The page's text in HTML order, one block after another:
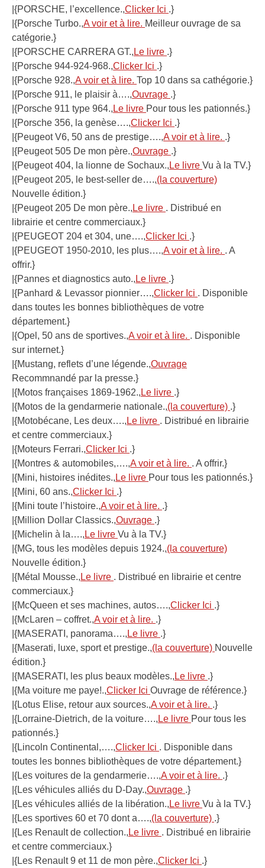
|{PORSCHE, l’excellence.,Clicker Ici .}
|{Porsche Turbo.,A voir et à lire. Meilleur ouvrage de sa
catégorie.}
|{PORSCHE CARRERA GT., Le livre .}
|{Porsche 944-924-968.,Clicker Ici .}
|{Porsche 928.,A voir et à lire. Top 10 dans sa cathégorie.}
|{Porsche 911, le plaisir à….,Ouvrage .}
|{Porsche 911 type 964., Le livre Pour tous les pationnés.}
|{Porsche 356, la genèse….,Clicker Ici .}
|{Peugeot V6, 50 ans de prestige….,A voir et à lire. .}
|{Peugeot 505 De mon père.,Ouvrage .}
|{Peugeot 404, la lionne de Sochaux., Le livre Vu à la TV.}
|{Peugeot 205, le best-seller de….,(la couverture)
Nouvelle édition.}
|{Peugeot 205 De mon père., Le livre . Distribué en
librairie et centre commerciaux.}
|{PEUGEOT 204 et 304, une….,Clicker Ici .}
|{PEUGEOT 1950-2010, les plus….,A voir et à lire. . A
offrir.}
|{Pannes et diagnostics auto., Le livre .}
|{Panhard & Levassor pionnier….,Clicker Ici . Disponible
dans toutes les bonnes bibliothèques de votre
département.}
|{Opel, 50 ans de sportives.,A voir et à lire. . Disponible
sur internet.}
|{Mustang, reflets d’une légende.,Ouvrage
Recommnandé par la presse.}
|{Motos françaises 1869-1962., Le livre .}
|{Motos de la gendarmerie nationale.,(la couverture) .}
|{Motobécane, Les deux…., Le livre . Distribué en librairie
et centre commerciaux.}
|{Moteurs Ferrari.,Clicker Ici .}
|{Montres & automobiles,….,A voir et à lire. . A offrir.}
|{Mini, histoires inédites., Le livre Pour tous les pationnés.}
|{Mini, 60 ans.,Clicker Ici .}
|{Mini toute l’histoire.,A voir et à lire. .}
|{Million Dollar Classics.,Ouvrage .}
|{Michelin à la…., Le livre Vu à la TV.}
|{MG, tous les modèles depuis 1924.,(la couverture)
Nouvelle édition.}
|{Métal Mousse., Le livre . Distribué en librairie et centre
commerciaux.}
|{McQueen et ses machines, autos….,Clicker Ici .}
|{McLaren – coffret.,A voir et à lire. .}
|{MASERATI, panorama…., Le livre .}
|{Maserati, luxe, sport et prestige.,(la couverture) Nouvelle
édition.}
|{MASERATI, les plus beaux modèles., Le livre .}
|{Ma voiture me paye!.,Clicker Ici Ouvrage de référence.}
|{Lotus Elise, retour aux sources.,A voir et à lire. .}
|{Lorraine-Dietrich, de la voiture…., Le livre Pour tous les
pationnés.}
|{Lincoln Continental,….,Clicker Ici . Disponible dans
toutes les bonnes bibliothèques de votre département.}
|{Les voitures de la gendarmerie….,A voir et à lire. .}
|{Les véhicules alliés du D-Day.,Ouvrage .}
|{Les véhicules alliés de la libération., Le livre Vu à la TV.}
|{Les sportives 60 et 70 dont a….,(la couverture) .}
|{Les Renault de collection., Le livre . Distribué en librairie
et centre commerciaux.}
|{Les Renault 9 et 11 de mon père.,Clicker Ici .}